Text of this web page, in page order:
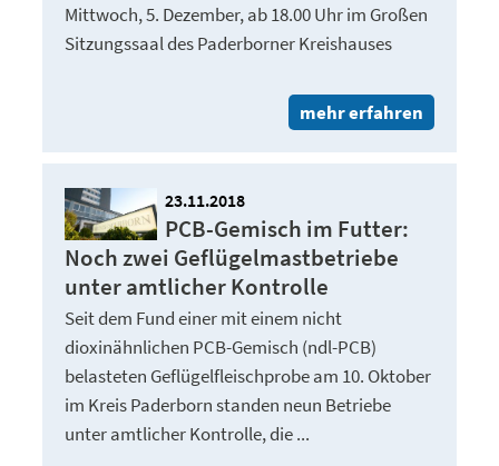
Mittwoch, 5. Dezember, ab 18.00 Uhr im Großen
Sitzungssaal des Paderborner Kreishauses
mehr erfahren
23.11.2018
PCB-Gemisch im Futter:
Noch zwei Geflügelmastbetriebe
unter amtlicher Kontrolle
Seit dem Fund einer mit einem nicht
dioxinähnlichen PCB-Gemisch (ndl-PCB)
belasteten Geflügelfleischprobe am 10. Oktober
im Kreis Paderborn standen neun Betriebe
unter amtlicher Kontrolle, die ...